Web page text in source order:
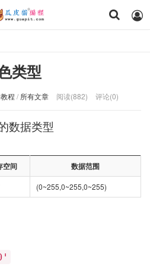
类型
程 / 所有文章 阅读(882) 评论(0)
数据类型
空间 数据范围
(0~255,0~255,0~255)